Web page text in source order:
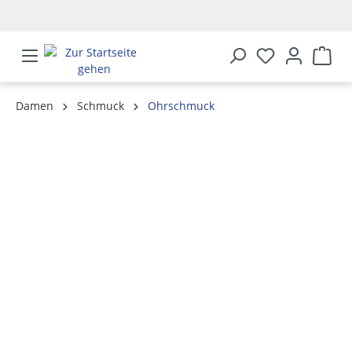
Damen Schmuck
Ohrschmuck